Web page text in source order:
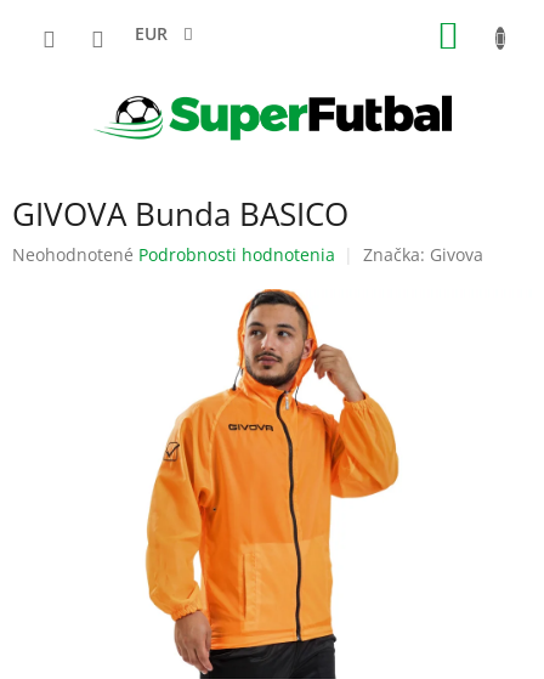
EUR
GIVOVA Bunda BASICO
Priemerné
Neohodnotené Podrobnosti hodnotenia Značka: Givova